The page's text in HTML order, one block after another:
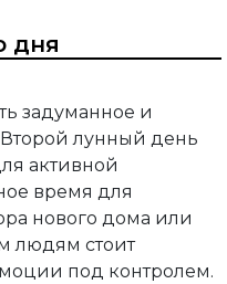
дня
задуманное и
лунный день
активной
время для
нового дома или
людям стоит
под контролем.